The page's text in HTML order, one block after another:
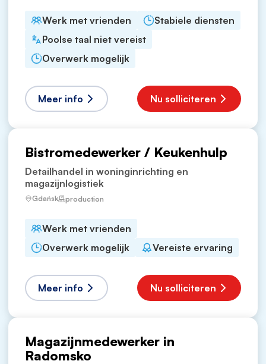
Werk met vrienden
Stabiele diensten
Poolse taal niet vereist
Overwerk mogelijk
Meer info Nu solliciteren
Bistromedewerker / Keukenhulp
Detailhandel in woninginrichting en
magazijnlogistiek
Gdańsk production
Werk met vrienden
Overwerk mogelijk
Vereiste ervaring
Meer info Nu solliciteren
Magazijnmedewerker in
Radomsko